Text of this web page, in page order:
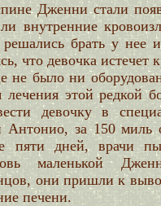
Дженни стали
внутренние
брать у нее
что девочка истечет
не было ни
этой редкой
девочку в
Антонио, за 150 миль
пяти дней, врачи
маленькой
они пришли к
печени.